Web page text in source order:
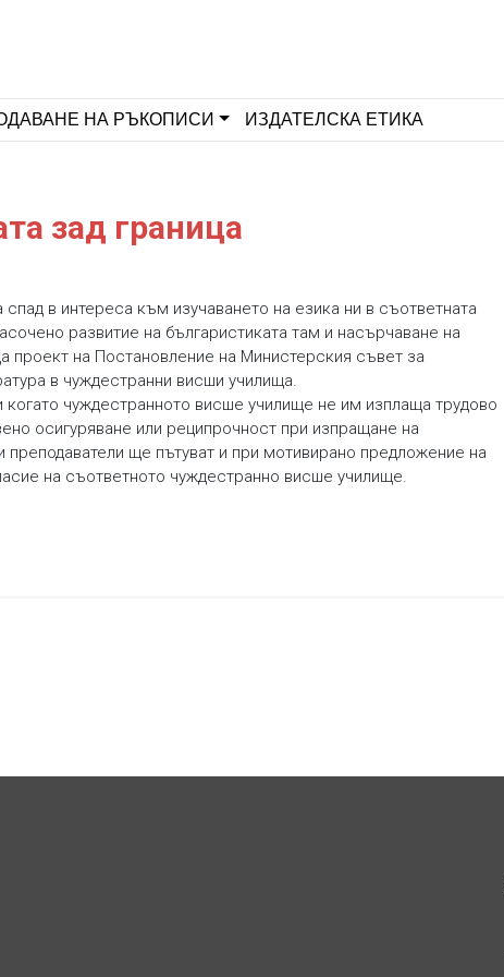
НА РЪКОПИСИ ИЗДАТЕЛСКА ЕТИКА
зад граница
в интереса към изучаването на езика ни в съответната
развитие на българистиката там и насърчаване на
проект на Постановление на Министерския съвет за
в чуждестранни висши училища.
чуждестранното висше училище не им изплаща трудово
осигуряване или реципрочност при изпращане на
ще пътуват и при мотивирано предложение на
на съответното чуждестранно висше училище.